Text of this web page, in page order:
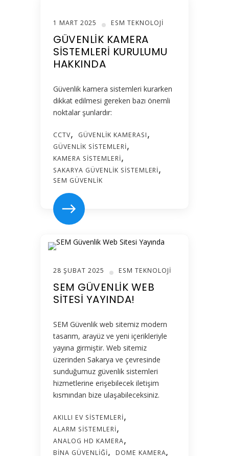
1 MART 2025 ESM TEKNOLOJI
GÜVENLIK KAMERA
SISTEMLERI KURULUMU
HAKKINDA
Güvenlik kamera sistemleri kurarken
dikkat edilmesi gereken bazı önemli
noktalar şunlardır:
CCTV
GÜVENLIK KAMERASI
GÜVENLIK SISTEMLERI
KAMERA SISTEMLERI
SAKARYA GÜVENLIK SISTEMLERI
SEM GÜVENLIK
28 ŞUBAT 2025 ESM TEKNOLOJI
SEM GÜVENLIK WEB
SITESI YAYINDA!
SEM Güvenlik web sitemiz modern
tasarım, arayüz ve yeni içerikleriyle
yayına girmiştir. Web sitemiz
üzerinden Sakarya ve çevresinde
sunduğumuz güvenlik sistemleri
hizmetlerine erişebilecek iletişim
kısmından bize ulaşabileceksiniz.
AKILLI EV SISTEMLERI
ALARM SISTEMLERI
ANALOG HD KAMERA
BINA GÜVENLIĞI
DOME KAMERA